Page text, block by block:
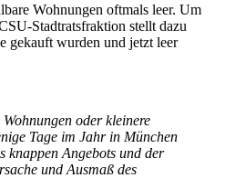
Wohnungen oftmals leer. Um
Stadtratsfraktion stellt dazu
gekauft wurden und jetzt leer
oder kleinere
Tage im Jahr in München
knappen Angebots und der
und Ausmaß des